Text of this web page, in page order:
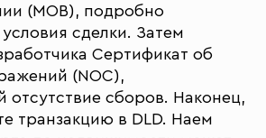
(МОВ), подробно
сделки. Затем
Сертификат об
(NOC),
сборов. Наконец,
транзакцию в DLD. Наем